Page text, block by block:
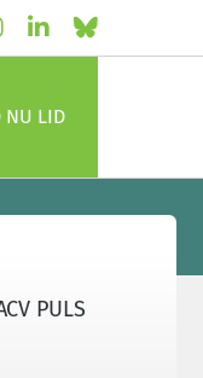
NU LID
PULS